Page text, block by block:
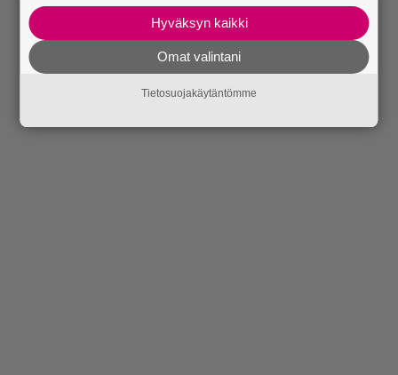
Hyväksyn kaikki
Omat valintani
Tietosuojakäytäntömme